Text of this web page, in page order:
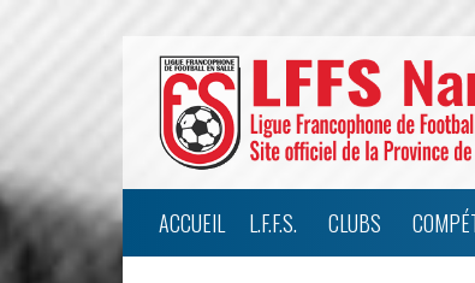
ACCUEIL L.F.F.S. CLUBS